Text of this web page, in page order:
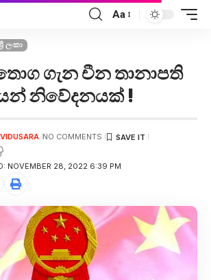
Aa
ලංකා
ගැන චීන තානාපති
නිවේදනයක් !
NOVEMBER 28, 2022 6:39 PM
NO COMMENTS